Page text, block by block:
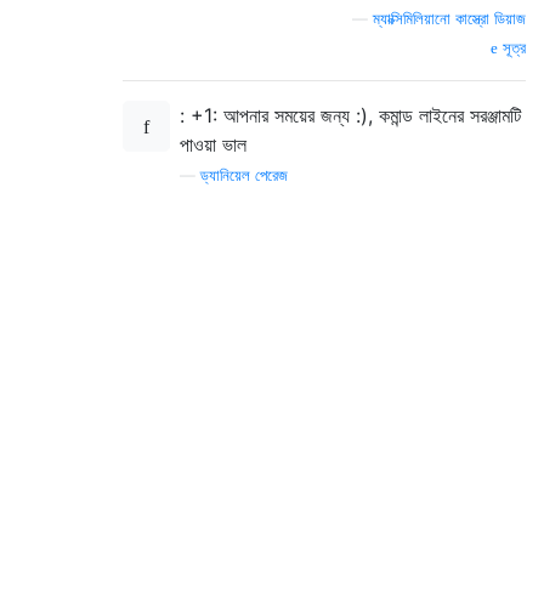
    if [ "${exec_path:0:1}" != "/" ]; then
    fi
exec_basename="$(basename
    # Check if symlink already exists
if [ -f "/usr/bin/$exec_basename" ];
—ম্যাক্সিমিলিয়ানো কাস্ত্রো ডিয়াজ
সূত্র
: +1: আপনার সময়ের জন্য :), কমান্ড লাইনের সরঞ্জামটি
পাওয়া ভাল
—ড্যানিয়েল পেরেজ